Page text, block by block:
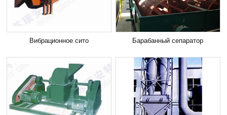
Вибрационное сито Барабанный сепаратор